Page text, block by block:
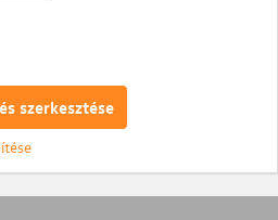
szerkesztése